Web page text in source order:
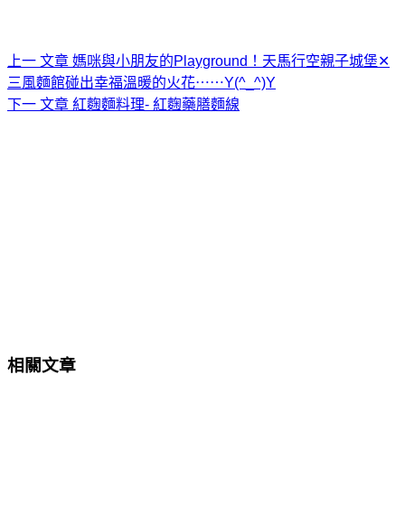
上一 文章 媽咪與小朋友的Playground！天馬行空親子城堡✕
三風麵館碰出幸福溫暖的火花⋯⋯Y(^_^)Y
下一 文章 紅麴麵料理- 紅麴藥膳麵線
相關文章